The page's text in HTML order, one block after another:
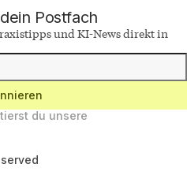
Postfach
und KI-News direkt in
du unsere